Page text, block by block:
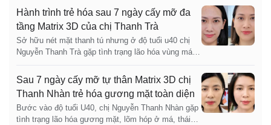
Hành trình trẻ hóa sau 7 ngày cấy mỡ đa
tầng Matrix 3D của chị Thanh Trà
Sở hữu nét mặt thanh tú nhưng ở độ tuổi u40 chị
Nguyễn Thanh Trà gặp tình trạng lão hóa vùng má,
trạng thái mệt mỏi. Quyết định thực hiện cấy mỡ đa
tầng Matrix 3D tại Bệnh viện Thẩm mỹ Kangnam Hà
Nội đã giúp chị thay đổi diện mạo ngoạn mục chỉ
sau 7 ...
Sau 7 ngày cấy mỡ tự thân Matrix 3D chị
Thanh Nhàn trẻ hóa gương mặt toàn diện
Bước vào độ tuổi U40, chị Nguyễn Thanh Nhàn gặp
tình trạng lão hóa gương mặt, lõm hóp ở má, thái